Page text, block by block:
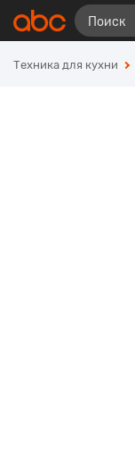
Техника для кухни